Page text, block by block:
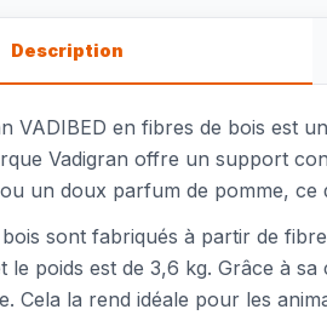
Description
VADIBED en fibres de bois est
Vadigran offre un support
un doux parfum de pomme,
sont fabriqués à partir de
le poids est de 3,6 kg. Grâce à
Cela la rend idéale pour les